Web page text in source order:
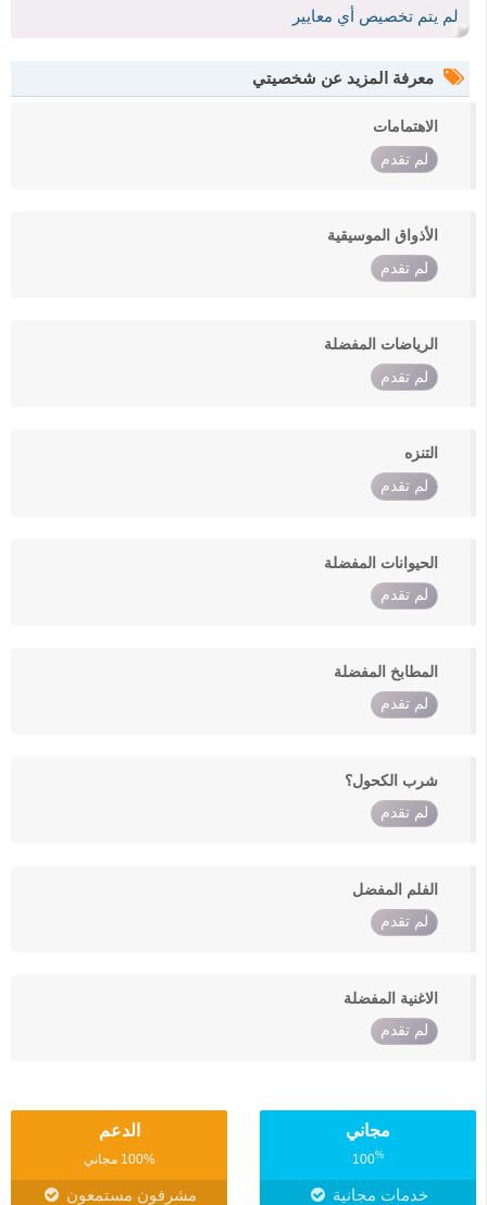
لم يتم تخصيص أي معايير
معرفة المزيد عن شخصيتي
الاهتمامات
لم تقدم
الأذواق الموسيقية
لم تقدم
الرياضات المفضلة
لم تقدم
التنزه
لم تقدم
الحيوانات المفضلة
لم تقدم
المطابخ المفضلة
لم تقدم
شرب الكحول؟
لم تقدم
الفلم المفضل
لم تقدم
الاغنية المفضلة
لم تقدم
مجاني
100%
خدمات مجانية
الدعم
100% مجاني
مشرفون مستمعون